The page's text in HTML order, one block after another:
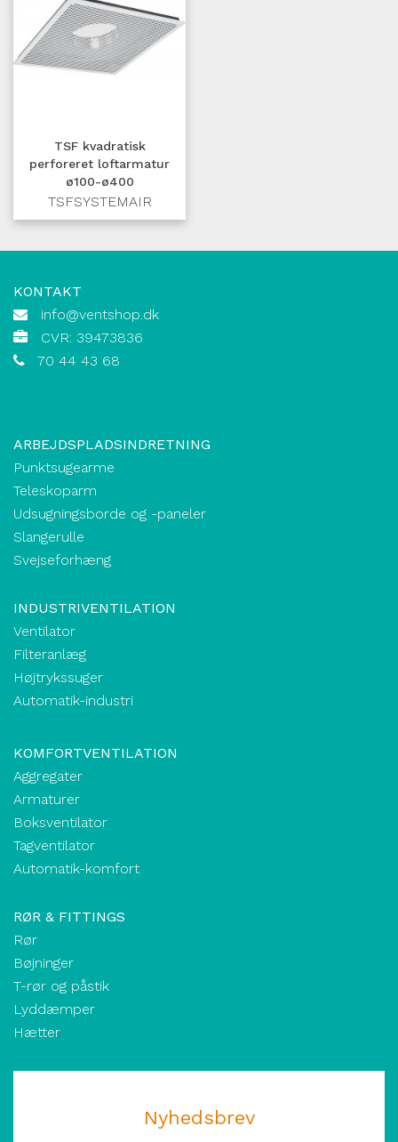
TSF kvadratisk
perforeret loftarmatur
ø100-ø400
TSFSYSTEMAIR
KONTAKT
info@ventshop.dk
CVR: 39473836
70 44 43 68
ARBEJDSPLADSINDRETNING
Punktsugearme
Teleskoparm
Udsugningsborde og -paneler
Slangerulle
Svejseforhæng
INDUSTRIVENTILATION
Ventilator
Filteranlæg
Højtrykssuger
Automatik-industri
KOMFORTVENTILATION
Aggregater
Armaturer
Boksventilator
Tagventilator
Automatik-komfort
RØR & FITTINGS
Rør
Bøjninger
T-rør og påstik
Lyddæmper
Hætter
Nyhedsbrev